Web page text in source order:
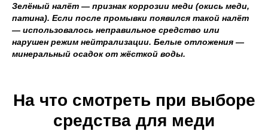
Зелёный налёт — признак коррозии меди (окись меди,
патина). Если после промывки появился такой налёт
— использовалось неправильное средство или
нарушен режим нейтрализации. Белые отложения —
минеральный осадок от жёсткой воды.
На что смотреть при выборе
средства для меди